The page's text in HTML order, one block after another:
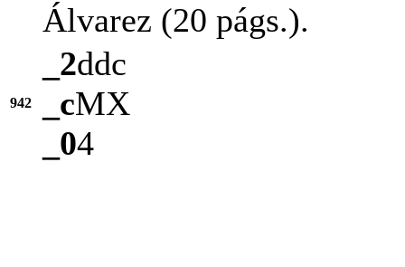
Álvarez (20 págs.).
942
_2ddc
_cMX
_04